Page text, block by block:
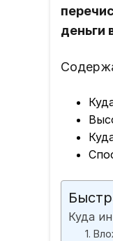
деньги
Куда
1.